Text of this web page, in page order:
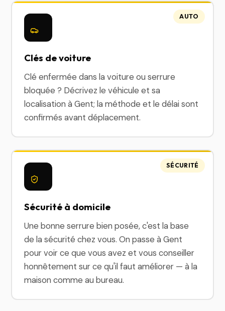
Clés de voiture
Clé enfermée dans la voiture ou serrure
bloquée ? Décrivez le véhicule et sa
localisation à Gent; la méthode et le délai sont
confirmés avant déplacement.
AUTO
Sécurité à domicile
Une bonne serrure bien posée, c'est la base
de la sécurité chez vous. On passe à Gent
pour voir ce que vous avez et vous conseiller
honnêtement sur ce qu'il faut améliorer — à la
maison comme au bureau.
SÉCURITÉ